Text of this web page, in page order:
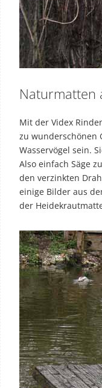
Naturmatten
Mit der Videx
zu wunderschönen
Wasservögel sein.
Also einfach Säge
den verzinkten
einige Bilder aus
der